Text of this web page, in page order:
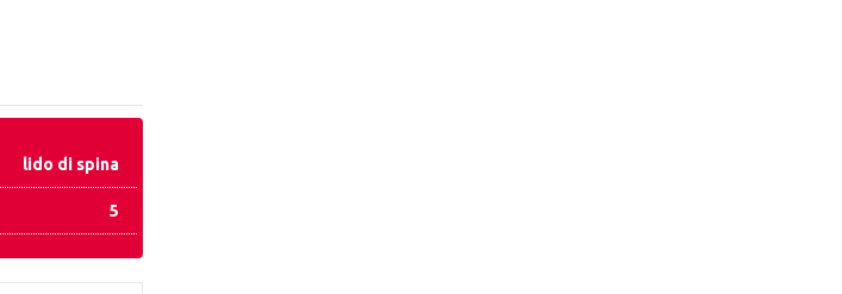
lido di spina
5